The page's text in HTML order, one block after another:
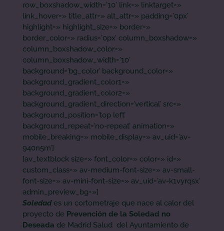
row_boxshadow_width=’10’ link=» linktarget=»
link_hover=» title_attr=» alt_attr=» padding=’0px’
highlight=» highlight_size=» border=»
border_color=» radius=’0px’ column_boxshadow=»
column_boxshadow_color=»
column_boxshadow_width=’10’
background=’bg_color’ background_color=»
background_gradient_color1=»
background_gradient_color2=»
background_gradient_direction=’vertical’ src=»
background_position=’top left’
background_repeat=’no-repeat’ animation=»
mobile_breaking=» mobile_display=» av_uid=’av-
940n5m’]
[av_textblock size=» font_color=» color=» id=»
custom_class=» av-medium-font-size=» av-small-
font-size=» av-mini-font-size=» av_uid=’av-k1vyrqsx’
admin_preview_bg=»]
Soledad es un cortometraje que nace al calor del
proyecto de Prevención de la Soledad no
Deseada de Madrid Salud del Ayuntamiento de